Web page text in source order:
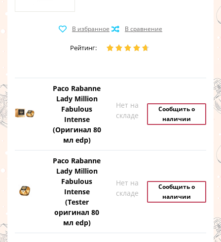
Рейтинг:
Paco Rabanne
Lady Million
Fabulous
Intense
(Оригинал 80
мл edp)
Нет на
складе
Сообщить о
наличии
Paco Rabanne
Lady Million
Fabulous
Intense
(Tester
оригинал 80
мл edp)
Нет на
складе
Сообщить о
наличии